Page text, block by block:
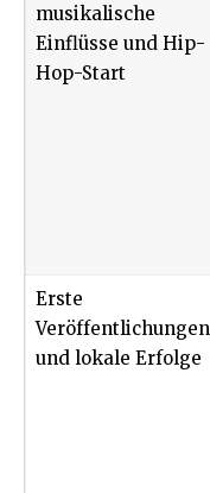
musikalische
Einflüsse und Hip-
Hop-Start
Erste
Veröffentlichungen
und lokale Erfolge